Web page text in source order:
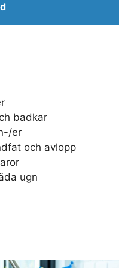
badkar
er
och avlopp
ugn